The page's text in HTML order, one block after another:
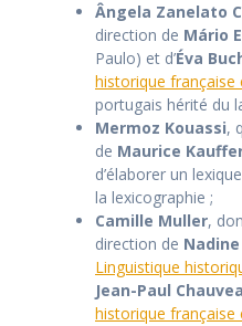
Ângela Zanelato
direction de Mário
Paulo) et d’Éva
historique française
portugais hérité du
Mermoz Kouassi,
de Maurice
d’élaborer un
la lexicographie ;
Camille Muller,
direction de
Linguistique
Jean-Paul
historique française